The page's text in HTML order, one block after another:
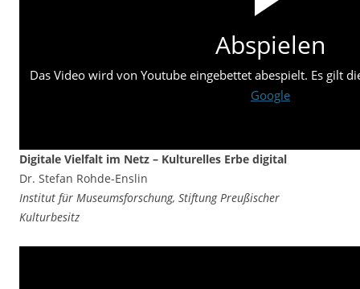
Abspielen
Das Video wird von Youtube eingebettet abespielt. Es gilt
Google
Digitale Vielfalt im Netz – Kulturelles Erbe digital
Dr. Stefan Rohde-Enslin
Institut für Museumsforschung, Stiftung Preußischer
Kulturbesitz